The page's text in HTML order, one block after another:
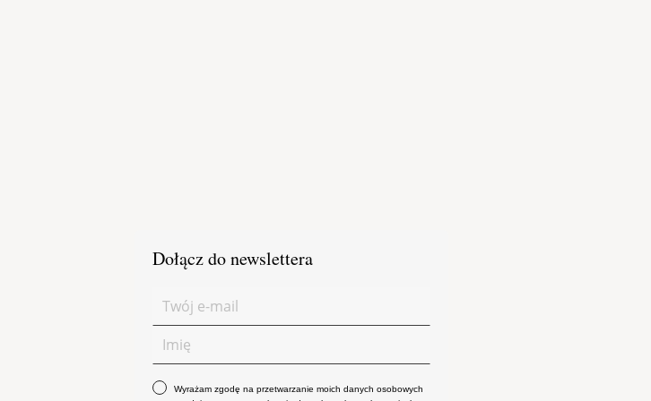
Dołącz do newslettera
Wyrażam zgodę na przetwarzanie moich danych osobowych